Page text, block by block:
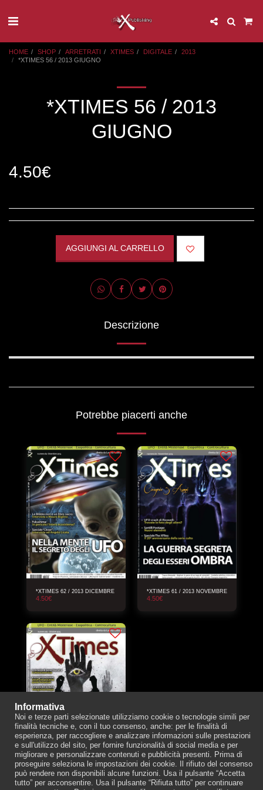
Informativa
Noi e terze parti selezionate utilizziamo cookie o tecnologie simili per
finalità tecniche e, con il tuo consenso, anche: per le finalità di
esperienza, per raccogliere e analizzare informazioni sulle prestazioni
e sull'utilizzo del sito, per fornire funzionalità di social media e per
migliorare e personalizzare contenuti e pubblicità presenti. Prima di
proseguire seleziona le impostazioni dei cookie. Il rifiuto del consenso
può rendere non disponibili alcune funzioni. Usa il pulsante “Accetta
tutto” per acconsentire. Usa il pulsante “Rifiuta tutto” per continuare
HOME SHOP ARRETRATI XTIMES DIGITALE
2013
*XTIMES 56 / 2013 GIUGNO
*XTIMES 56 / 2013
GIUGNO
4.50€
AGGIUNGI AL CARRELLO
Descrizione
Potrebbe piacerti anche
*XTIMES 62 / 2013 DICEMBRE
4.50€
*XTIMES 61 / 2013 NOVEMBRE
4.50€
*XTIMES 60 / 2013 OTTOBRE
4.50€